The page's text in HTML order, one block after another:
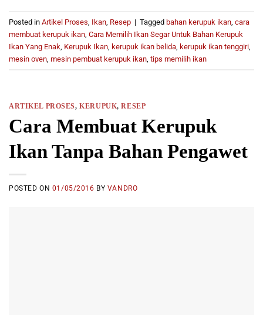
Posted in Artikel Proses Ikan Resep | Tagged bahan kerupuk ikan cara
membuat kerupuk ikan Cara Memilih Ikan Segar Untuk Bahan Kerupuk
Ikan Yang Enak Kerupuk Ikan kerupuk ikan belida kerupuk ikan tenggiri
mesin oven mesin pembuat kerupuk ikan tips memilih ikan
ARTIKEL PROSES, KERUPUK, RESEP
Cara Membuat Kerupuk
Ikan Tanpa Bahan Pengawet
POSTED ON 01/05/2016 BY VANDRO